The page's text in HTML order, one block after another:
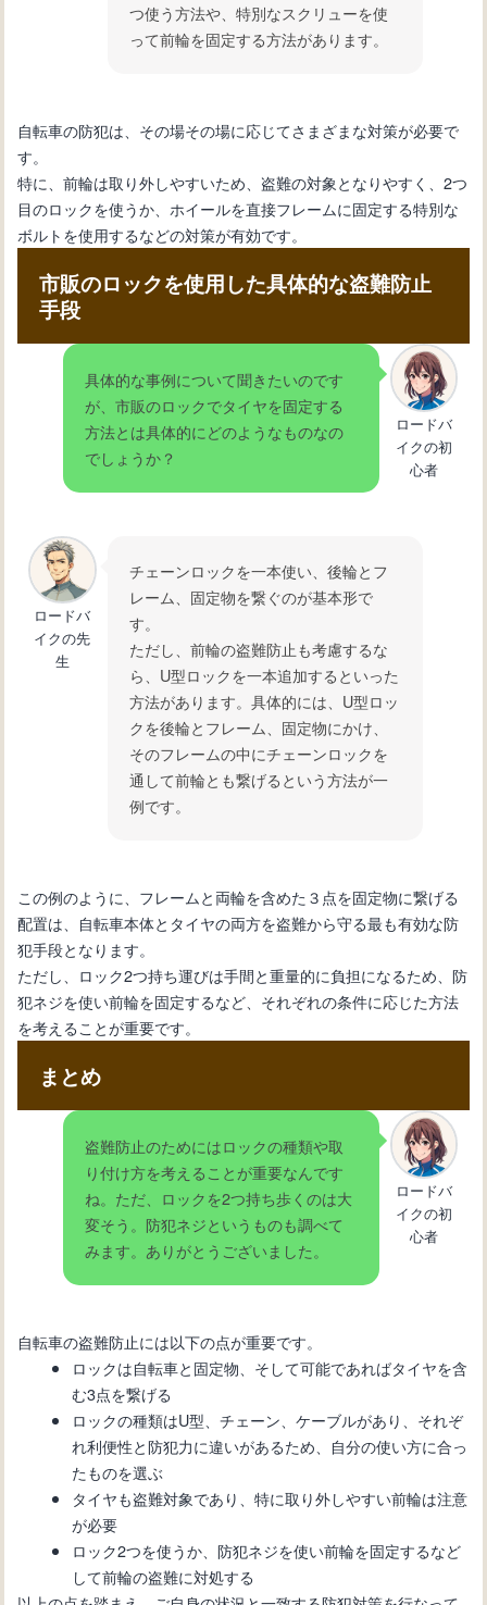
つ使う方法や、特別なスクリューを使
って前輪を固定する方法があります。
自転車の防犯は、その場その場に応じてさまざまな対策が必要で
す。
特に、前輪は取り外しやすいため、盗難の対象となりやすく、2つ
目のロックを使うか、ホイールを直接フレームに固定する特別な
ボルトを使用するなどの対策が有効です。
市販のロックを使用した具体的な盗難防止
手段
具体的な事例について聞きたいのです
が、市販のロックでタイヤを固定する
方法とは具体的にどのようなものなの
でしょうか？
ロードバ
イクの初
心者
ロードバ
イクの先
生
チェーンロックを一本使い、後輪とフ
レーム、固定物を繋ぐのが基本形で
す。
ただし、前輪の盗難防止も考慮するな
ら、U型ロックを一本追加するといった
方法があります。具体的には、U型ロッ
クを後輪とフレーム、固定物にかけ、
そのフレームの中にチェーンロックを
通して前輪とも繋げるという方法が一
例です。
この例のように、フレームと両輪を含めた３点を固定物に繋げる
配置は、自転車本体とタイヤの両方を盗難から守る最も有効な防
犯手段となります。
ただし、ロック2つ持ち運びは手間と重量的に負担になるため、防
犯ネジを使い前輪を固定するなど、それぞれの条件に応じた方法
を考えることが重要です。
まとめ
盗難防止のためにはロックの種類や取
り付け方を考えることが重要なんです
ね。ただ、ロックを2つ持ち歩くのは大
変そう。防犯ネジというものも調べて
みます。ありがとうございました。
ロードバ
イクの初
心者
自転車の盗難防止には以下の点が重要です。
ロックは自転車と固定物、そして可能であればタイヤを含
む3点を繋げる
ロックの種類はU型、チェーン、ケーブルがあり、それぞ
れ利便性と防犯力に違いがあるため、自分の使い方に合っ
たものを選ぶ
タイヤも盗難対象であり、特に取り外しやすい前輪は注意
が必要
ロック2つを使うか、防犯ネジを使い前輪を固定するなど
して前輪の盗難に対処する